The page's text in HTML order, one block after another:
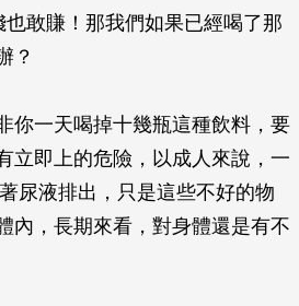
敢賺！那我們如果已經喝了那
？
你一天喝掉十幾瓶這種飲料，要
立即上的危險，以成人來說，一
尿液排出，只是這些不好的物
內，長期來看，對身體還是有不